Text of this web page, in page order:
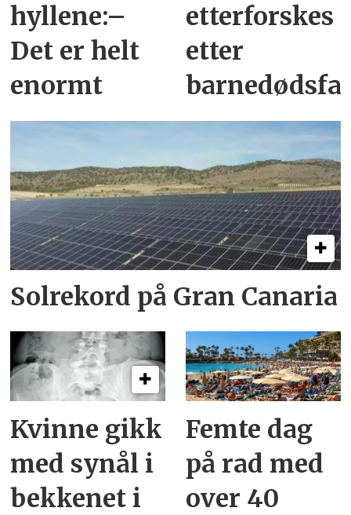
hyllene:–
Det er helt
enormt
etterforskes
etter
Solrekord på Gran Canaria
Kvinne gikk
med synål i
bekkenet i
Femte dag
på rad med
over 40